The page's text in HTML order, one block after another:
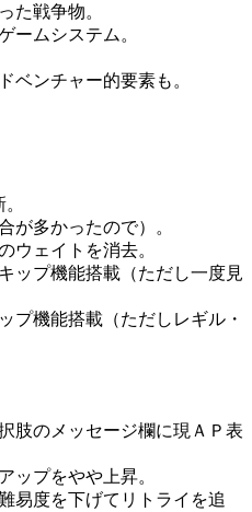
た戦争物。
ームシステム。
ベンチャー的要素も。
が多かったので）。
ウェイトを消去。
ップ機能搭載（ただし一度見
プ機能搭載（ただしレギル・
肢のメッセージ欄に現ＡＰ表
ップをやや上昇。
易度を下げてリトライを追